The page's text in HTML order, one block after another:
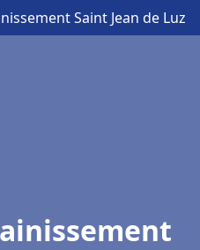
Saint Jean de Luz